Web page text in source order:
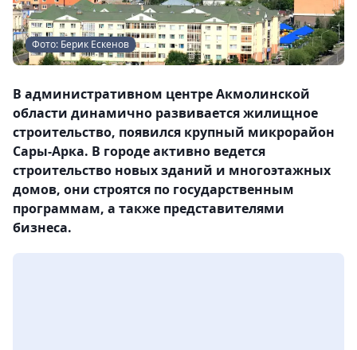
Фото: Берик Ескенов
В административном центре Акмолинской
области динамично развивается жилищное
строительство, появился крупный микрорайон
Сары-Арка. В городе активно ведется
строительство новых зданий и многоэтажных
домов, они строятся по государственным
программам, а также представителями
бизнеса.